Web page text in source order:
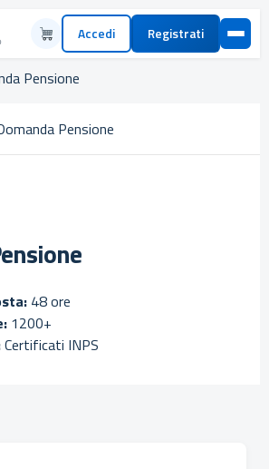
Accedi Registrati
Pensione
Pensione
48 ore
1200+
Certificati INPS